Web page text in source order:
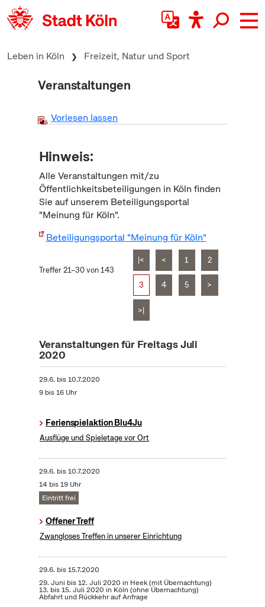
zum Inhalt springen
Leben in Köln Freizeit, Natur und Sport
Veranstaltungen
Vorlesen lassen
Hinweis:
Alle Veranstaltungen mit/zu
Öffentlichkeitsbeteiligungen in Köln finden
Sie auf unserem Beteiligungsportal
"Meinung für Köln".
Beteiligungsportal "Meinung für Köln"
Treffer 21–30 von 143
|< < 1 2
3 4 5 >
>|
Veranstaltungen für Freitags Juli
2020
29.6. bis10.7.2020
9 bis 16 Uhr
Ferienspielaktion Blu4Ju
Ausflüge und Spieletage vor Ort
29.6. bis10.7.2020
14 bis 19 Uhr
Eintritt frei
Offener Treff
Zwangloses Treffen in unserer Einrichtung
29.6. bis15.7.2020
29. Juni bis 12. Juli 2020 in Heek (mit Übernachtung)
13. bis 15. Juli 2020 in Köln (ohne Übernachtung)
Abfahrt und Rückkehr auf Anfrage